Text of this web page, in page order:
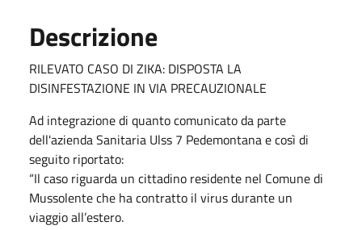
Descrizione
RILEVATO CASO DI ZIKA: DISPOSTA LA
DISINFESTAZIONE IN VIA PRECAUZIONALE
Ad integrazione di quanto comunicato da parte
dell'azienda Sanitaria Ulss 7 Pedemontana e così di
seguito riportato:
“Il caso riguarda un cittadino residente nel Comune di
Mussolente che ha contratto il virus durante un
viaggio all’estero.